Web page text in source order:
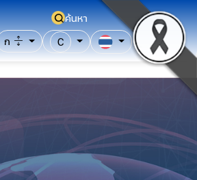
ค้นหา
ก
C